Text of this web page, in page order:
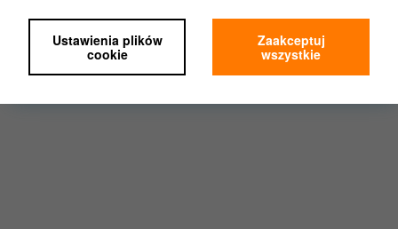
Analityka,
Marketing,
Personalizacja.
Ustawienia plików
cookie
Zaakceptuj
wszystkie